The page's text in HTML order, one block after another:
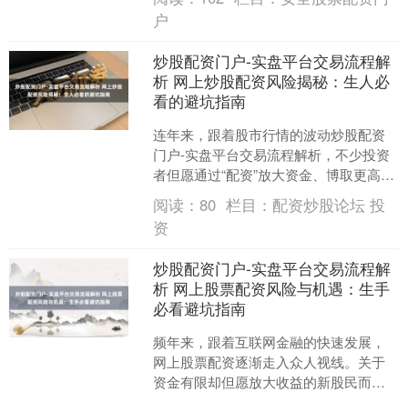
作模式。关于生手而言炒股....
户
炒股配资门户-实盘平台交易流程解
析 网上炒股配资风险揭秘：生人必
看的避坑指南
连年来，跟着股市行情的波动炒股配资
门户-实盘平台交易流程解析，不少投资
者但愿通过“配资”放大资金、博取更高收
益。尤其是一些打着“低门槛、高杠杆、
快速提现”旌旗的....
阅读：80 栏目： 配资炒股论坛 投
资
炒股配资门户-实盘平台交易流程解
析 网上股票配资风险与机遇：生手
必看避坑指南
频年来，跟着互联网金融的快速发展，
网上股票配资逐渐走入众人视线。关于
资金有限却但愿放大收益的新股民而